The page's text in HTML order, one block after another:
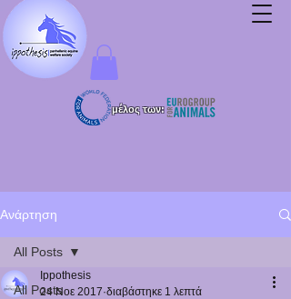
μέλος των:
Ανάρτηση
All Posts
All Posts
Ippothesis
24 Νοε 2017 διαβάστηκε 1 λεπτά